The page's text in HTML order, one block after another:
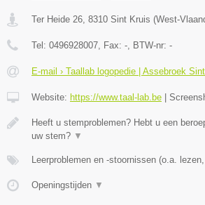
Ter Heide 26, 8310 Sint Kruis (West-
Tel: 0496928007, Fax: -, BTW-nr: -
E-mail › Taallab logopedie | Assebroek
Website: https://www.taal-lab.be
Heeft u stemproblemen? Hebt u een
uw stem? ▼
Leerproblemen en -stoornissen (o.a.
Openingstijden ▼